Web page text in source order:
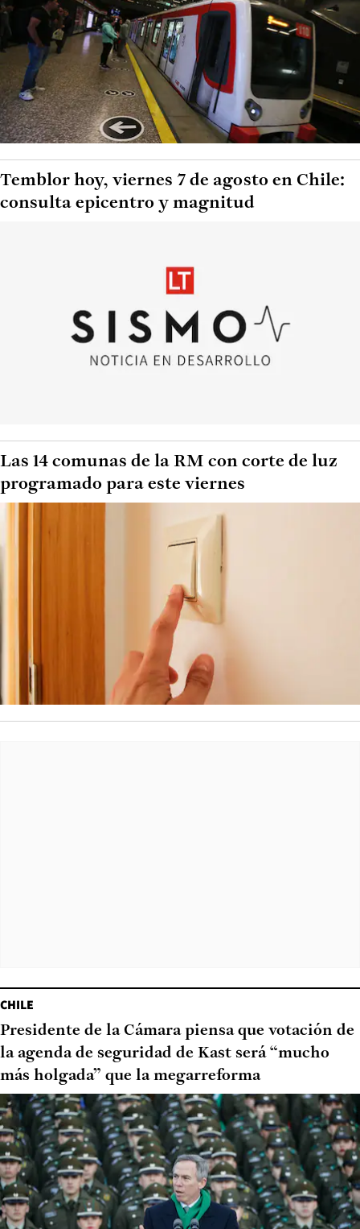
Temblor hoy, viernes 7 de agosto en Chile:
consulta epicentro y magnitud
Las 14 comunas de la RM con corte de luz
programado para este viernes
CHILE
Presidente de la Cámara piensa que votación de
la agenda de seguridad de Kast será “mucho
más holgada” que la megarreforma